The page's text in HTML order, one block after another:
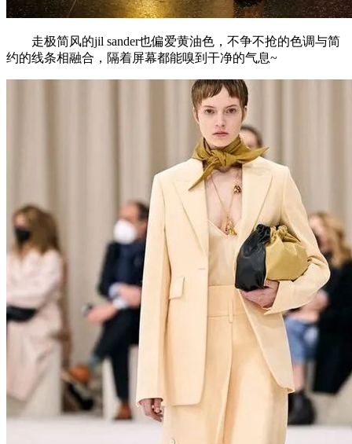
走极简风的jil sander也偏爱黄油色，不争不抢的色调与简
约的线条相融合，隔着屏幕都能嗅到干净的气息~